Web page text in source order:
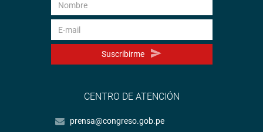
Suscribirme
CENTRO DE ATENCIÓN
prensa@congreso.gob.pe